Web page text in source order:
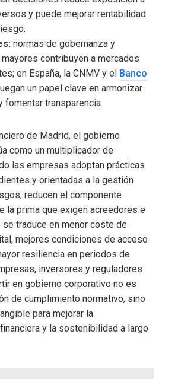
y puede mejorar rentabilidad
normas de gobernanza y
contribuyen a mercados
en España, la CNMV y el Banco
un papel clave en armonizar
fomentar transparencia.
de Madrid, el gobierno
como un multiplicador de
las empresas adoptan prácticas
y orientadas a la gestión
reducen el componente
la prima que exigen acreedores e
traduce en menor coste de
mejores condiciones de acceso
resiliencia en periodos de
inversores y reguladores
en gobierno corporativo no es
de cumplimiento normativo, sino
para mejorar la
y la sostenibilidad a largo